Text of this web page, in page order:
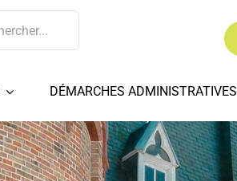
DÉMARCHES ADMINISTRATIVES